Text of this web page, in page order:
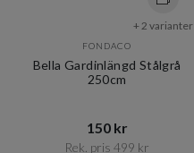
+ 2 varianter
FONDACO
Bella Gardinlängd Stålgrå
250cm
150 kr​​
Rek. pris 499 kr​​